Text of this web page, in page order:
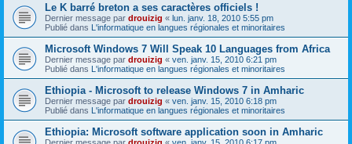
Le K barré breton a ses caractères officiels !
Dernier message par drouizig « lun. janv. 18, 2010 5:55 pm
Publié dans L'informatique en langues régionales et minoritaires
Microsoft Windows 7 Will Speak 10 Languages from Africa
Dernier message par drouizig « ven. janv. 15, 2010 6:21 pm
Publié dans L'informatique en langues régionales et minoritaires
Ethiopia - Microsoft to release Windows 7 in Amharic
Dernier message par drouizig « ven. janv. 15, 2010 6:18 pm
Publié dans L'informatique en langues régionales et minoritaires
Ethiopia: Microsoft software application soon in Amharic
Dernier message par drouizig « ven. janv. 15, 2010 6:17 pm